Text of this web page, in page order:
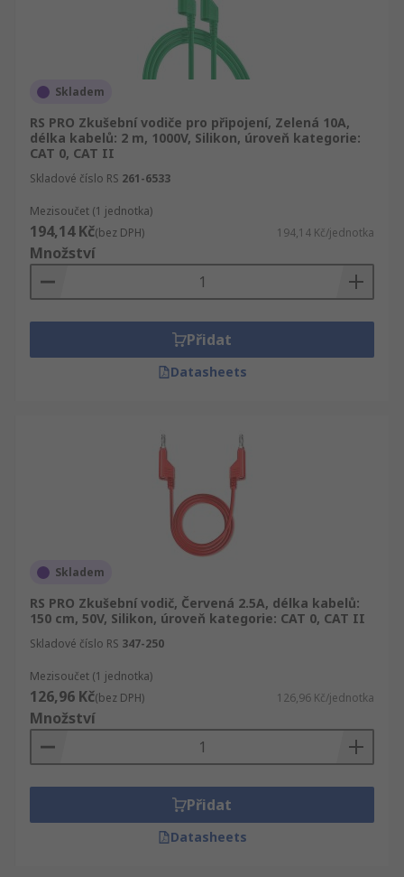
Skladem
RS PRO Zkušební vodiče pro připojení, Zelená 10A,
délka kabelů: 2 m, 1000V, Silikon, úroveň kategorie:
CAT 0, CAT II
Skladové číslo RS 261-6533
Mezisoučet (1 jednotka)
194,14 Kč(bez DPH) 194,14 Kč/jednotka
Množství
Přidat
Datasheets
Skladem
RS PRO Zkušební vodič, Červená 2.5A, délka kabelů:
150 cm, 50V, Silikon, úroveň kategorie: CAT 0, CAT II
Skladové číslo RS 347-250
Mezisoučet (1 jednotka)
126,96 Kč(bez DPH) 126,96 Kč/jednotka
Množství
Přidat
Datasheets